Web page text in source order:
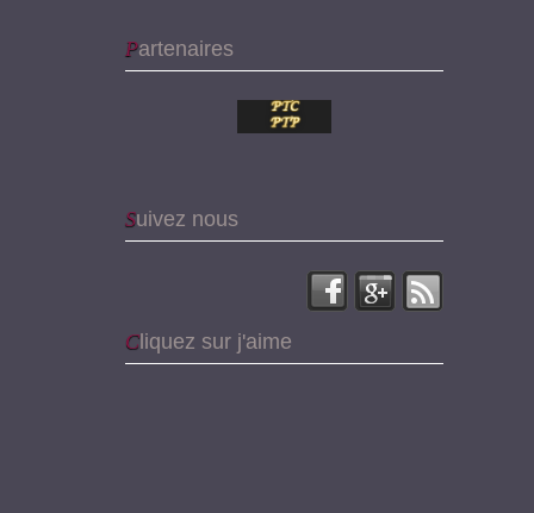
Partenaires
Suivez nous
Cliquez sur j'aime